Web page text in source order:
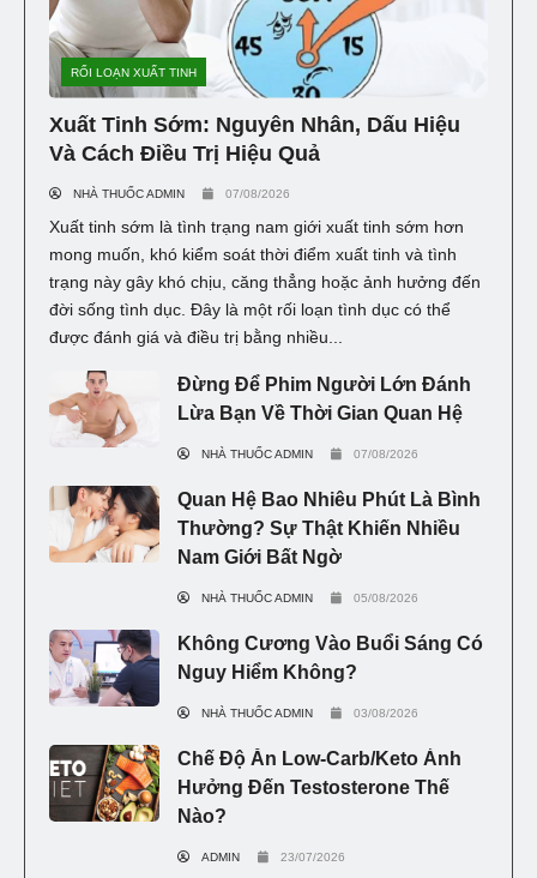
RỐI LOẠN XUẤT TINH
Xuất Tinh Sớm: Nguyên Nhân, Dấu Hiệu
Và Cách Điều Trị Hiệu Quả
NHÀ THUỐC ADMIN 07/08/2026
Xuất tinh sớm là tình trạng nam giới xuất tinh sớm hơn
mong muốn, khó kiểm soát thời điểm xuất tinh và tình
trạng này gây khó chịu, căng thẳng hoặc ảnh hưởng đến
đời sống tình dục. Đây là một rối loạn tình dục có thể
được đánh giá và điều trị bằng nhiều...
Đừng Để Phim Người Lớn Đánh
Lừa Bạn Về Thời Gian Quan Hệ
NHÀ THUỐC ADMIN 07/08/2026
Quan Hệ Bao Nhiêu Phút Là Bình
Thường? Sự Thật Khiến Nhiều
Nam Giới Bất Ngờ
NHÀ THUỐC ADMIN 05/08/2026
Không Cương Vào Buổi Sáng Có
Nguy Hiểm Không?
NHÀ THUỐC ADMIN 03/08/2026
Chế Độ Ăn Low-Carb/Keto Ảnh
Hưởng Đến Testosterone Thế
Nào?
ADMIN 23/07/2026